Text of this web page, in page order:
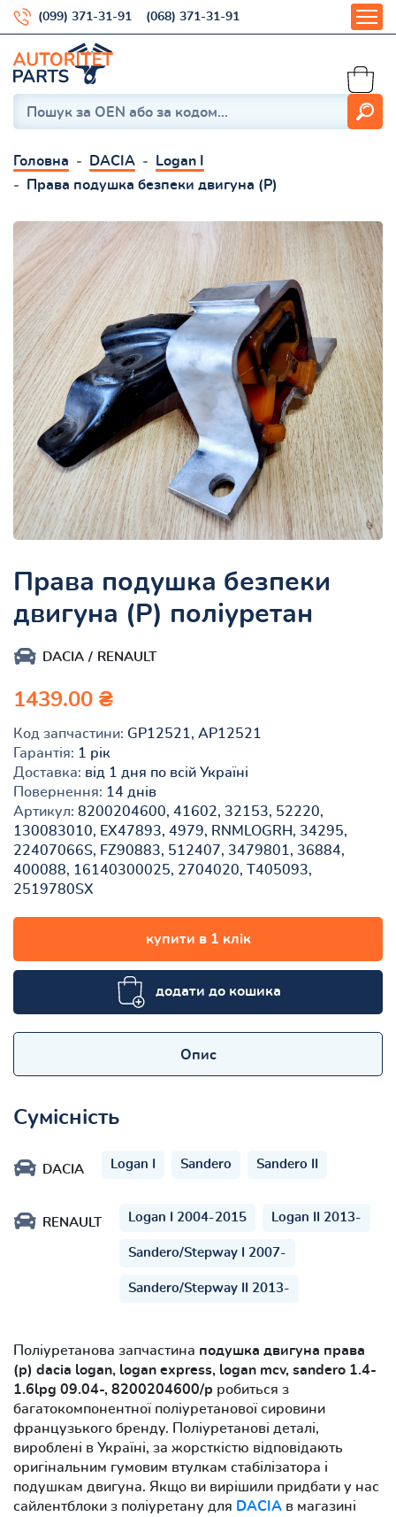
(099) 371-31-91 (068) 371-31-91
Головна DACIA
Logan I
Права подушка безпеки двигуна (P)
Права подушка безпеки
двигуна (P) поліуретан
DACIA RENAULT
1439.00 ₴
Код запчастини: GP12521, AP12521
Гарантія: 1 рік
Доставка: від 1 дня по всій Україні
Повернення: 14 днів
Артикул: 8200204600, 41602, 32153, 52220,
130083010, EX47893, 4979, RNMLOGRH, 34295,
22407066S, FZ90883, 512407, 3479801, 36884,
400088, 16140300025, 2704020, T405093,
2519780SX
купити в 1 клік
додати до кошика
Опис
Сумісність
DACIA Logan I Sandero Sandero II
RENAULT Logan I 2004-2015 Logan II 2013-
Sandero/Stepway I 2007-
Sandero/Stepway II 2013-
Поліуретанова запчастина подушка двигуна права
(р) dacia logan, logan express, logan mcv, sandero 1.4-
1.6lpg 09.04-, 8200204600/р робиться з
багатокомпонентної поліуретанової сировини
французького бренду. Поліуретанові деталі,
вироблені в Україні, за жорсткістю відповідають
оригінальним гумовим втулкам стабілізатора і
подушкам двигуна. Якщо ви вирішили придбати у нас
сайлентблоки з поліуретану для DACIA в магазині